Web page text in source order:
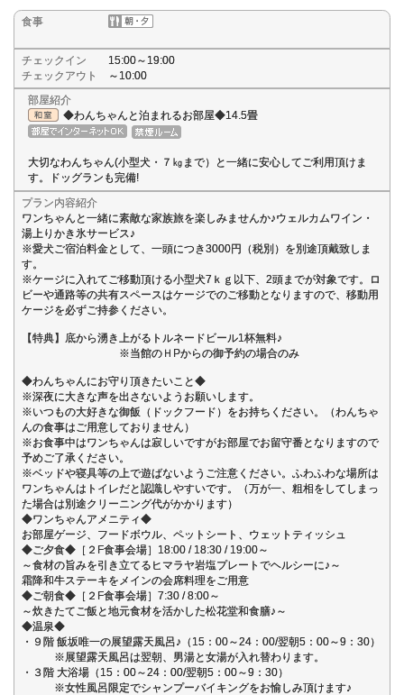
食事
チェックイン
15:00～19:00
チェックアウト
～10:00
部屋紹介
◆わんちゃんと泊まれるお部屋◆14.5畳
大切なわんちゃん(小型犬・７㎏まで）と一緒に安心してご利用頂けま
す。ドッグランも完備!
プラン内容紹介
ワンちゃんと一緒に素敵な家族旅を楽しみませんか♪ウェルカムワイン・
湯上りかき氷サービス♪
※愛犬ご宿泊料金として、一頭につき3000円（税別）を別途頂戴致しま
す。
※ケージに入れてご移動頂ける小型犬7ｋｇ以下、2頭までが対象です。ロ
ビーや通路等の共有スペースはケージでのご移動となりますので、移動用
ケージを必ずご持参ください。
【特典】底から湧き上がるトルネードビール1杯無料♪
※当館のＨPからの御予約の場合のみ
◆わんちゃんにお守り頂きたいこと◆
※深夜に大きな声を出さないようお願いします。
※いつもの大好きな御飯（ドックフード）をお持ちください。（わんちゃ
んの食事はご用意しておりません）
※お食事中はワンちゃんは寂しいですがお部屋でお留守番となりますので
予めご了承ください。
※ベッドや寝具等の上で遊ばないようご注意ください。ふわふわな場所は
ワンちゃんはトイレだと認識しやすいです。（万が一、粗相をしてしまっ
た場合は別途クリーニング代がかかります）
◆ワンちゃんアメニティ◆
お部屋ゲージ、フードボウル、ペットシート、ウェットティッシュ
◆ご夕食◆［２F食事会場］18:00 / 18:30 / 19:00～
～食材の旨みを引き立てるヒマラヤ岩塩プレートでヘルシーに♪～
霜降和牛ステーキをメインの会席料理をご用意
◆ご朝食◆［２F食事会場］7:30 / 8:00～
～炊きたてご飯と地元食材を活かした松花堂和食膳♪～
◆温泉◆
・９階 飯坂唯一の展望露天風呂♪（15：00～24：00/翌朝5：00～9：30）
※展望露天風呂は翌朝、男湯と女湯が入れ替わります。
・３階 大浴場（15：00～24：00/翌朝5：00～9：30）
※女性風呂限定でシャンプーバイキングをお愉しみ頂けます♪